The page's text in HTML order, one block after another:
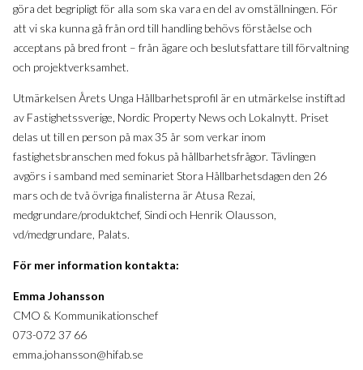
göra det begripligt för alla som ska vara en del av omställningen. För
att vi ska kunna gå från ord till handling behövs förståelse och
acceptans på bred front – från ägare och beslutsfattare till förvaltning
och projektverksamhet.
Utmärkelsen Årets Unga Hållbarhetsprofil är en utmärkelse instiftad
av Fastighetssverige, Nordic Property News och Lokalnytt. Priset
delas ut till en person på max 35 år som verkar inom
fastighetsbranschen med fokus på hållbarhetsfrågor. Tävlingen
avgörs i samband med seminariet Stora Hållbarhetsdagen den 26
mars och de två övriga finalisterna är Atusa Rezai,
medgrundare/produktchef, Sindi och Henrik Olausson,
vd/medgrundare, Palats.
För mer information kontakta:
Emma Johansson
CMO & Kommunikationschef
073-072 37 66
emma.johansson@hifab.se